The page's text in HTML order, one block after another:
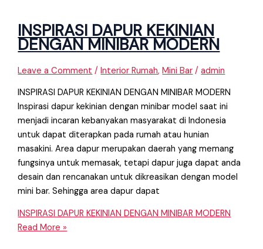
INSPIRASI DAPUR KEKINIAN
DENGAN MINIBAR MODERN
Leave a Comment /Interior Rumah,Mini Bar /admin
INSPIRASI DAPUR KEKINIAN DENGAN MINIBAR MODERN
Inspirasi dapur kekinian dengan minibar model saat ini
menjadi incaran kebanyakan masyarakat di Indonesia
untuk dapat diterapkan pada rumah atau hunian
masakini. Area dapur merupakan daerah yang memang
fungsinya untuk memasak, tetapi dapur juga dapat anda
desain dan rencanakan untuk dikreasikan dengan model
mini bar. Sehingga area dapur dapat
INSPIRASI DAPUR KEKINIAN DENGAN MINIBAR MODERN
Read More »